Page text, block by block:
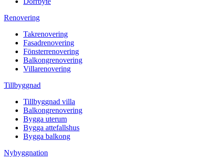
Renovering
Takrenovering
Fasadrenovering
Fönsterrenovering
Balkongrenovering
Villarenovering
Tillbyggnad
Tillbyggnad villa
Balkongrenovering
Bygga uterum
Bygga attefallshus
Bygga balkong
Nybyggnation